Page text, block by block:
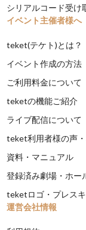
シリアルコード受け
イベント主催者様へ
teket(テケト)とは？
イベント作成の方法
ご利用料金について
teketの機能ご紹介
ライブ配信について
teket利用者様の声
資料・マニュアル
登録済み劇場・ホー
teketロゴ・プレスキ
運営会社情報